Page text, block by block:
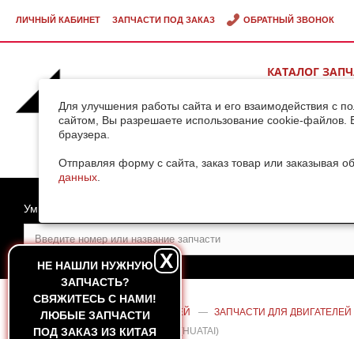
Для улучшения работы сайта и его взаимодействия с
сайтом, Вы разрешаете использование cookie-файлов.
браузера.
Отправляя форму с сайта, заказ товар или заказывая
данных
ЛИЧНЫЙ КАБИНЕТ ЗАПЧАСТИ ПОД ЗАКАЗ ОБРАТНЫЙ ЗВОНОК
КАТАЛОГ
НЕ НАШЛИ НУЖНУЮ
ЗАПЧАСТЬ?
CВЯЖИТЕСЬ С НАМИ!
ЛЮБЫЕ ЗАПЧАСТИ
ПОД ЗАКАЗ ИЗ КИТАЯ
X
Умный поиск
ГЛАВНАЯ — КАТАЛОГ ЗАПЧАСТЕЙ — ЗАПЧАСТИ ДЛЯ ДВИГАТЕЛЕЙ
ДВИГАТЕЛЯ WEICHAI WD615/WP10 (HUATAI)